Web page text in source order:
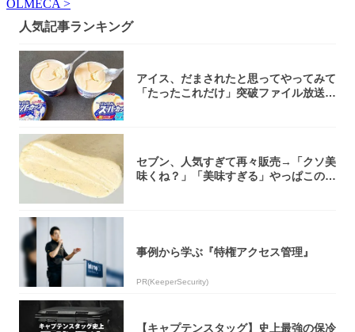
OLMECA >
人気記事ランキング
アイス、だまされたと思ってやってみて
「たったこれだけ」突破ファイル放送で
セブン、人気すぎて再々販売→「クソ美
味くね？」「美味すぎる」やっぱこのク
事例から学ぶ『特権アクセス管理』
PR(KeeperSecurity)
【キャプテンスタッグ】史上最強の保冷